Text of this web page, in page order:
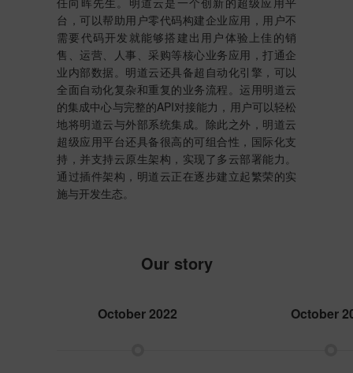
台，可以帮助用户零代码构建企业应用，用户不
需要代码开发就能够搭建出用户体验上佳的销
售、运营、人事、采购等核心业务应用，打通企
业内部数据。明道云还具备超自动化引擎，可以
全面自动化复杂和重复的业务流程。运用明道云
的集成中心与完整的API对接能力，用户可以轻松
地将明道云与外部系统集成。除此之外，明道云
超级应用平台还具备很高的可组合性，国际化支
持，并支持云原生架构，实现了多云部署能力。
通过插件架构，明道云正在逐步建立起繁荣的实
施与开发生态。
Our story
October 2022 October